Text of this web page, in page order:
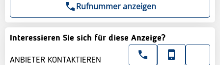
Rufnummer anzeigen
Interessieren Sie sich für diese Anzeige?
ANBIETER KONTAKTIEREN